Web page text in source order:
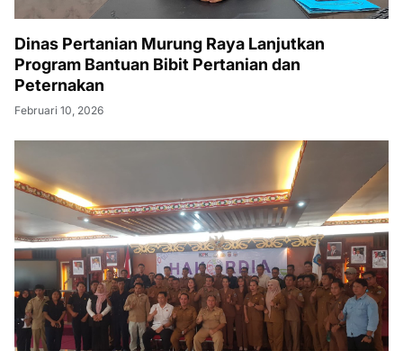
Dinas Pertanian Murung Raya Lanjutkan
Program Bantuan Bibit Pertanian dan
Peternakan
Februari 10, 2026